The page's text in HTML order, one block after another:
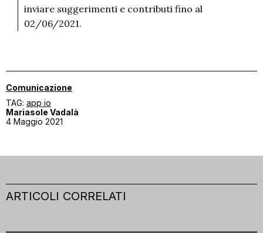
inviare suggerimenti e contributi fino al
02/06/2021.
Comunicazione
TAG: app io
Mariasole Vadalà
4 Maggio 2021
ARTICOLI CORRELATI